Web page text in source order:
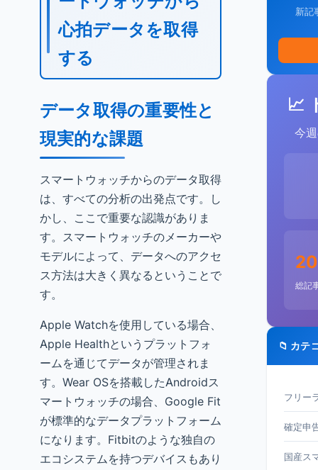
心拍データを取得
する
データ取得の重要性と
現実的な課題
スマートウォッチからのデータ取得
は、すべての分析の出発点です。し
かし、ここで重要な認識がありま
す。スマートウォッチのメーカーや
モデルによって、データへのアクセ
ス方法は大きく異なるということで
す。
Apple Watchを使用している場合、
Apple Healthというプラットフォ
ームを通じてデータが管理されま
す。Wear OSを搭載したAndroidス
マートウォッチの場合、Google Fit
が標準的なデータプラットフォーム
になります。Fitbitのような独自の
エコシステムを持つデバイスもあり
新記
📈
今
総記
📁 カテ
フリー
確定申
国産ス